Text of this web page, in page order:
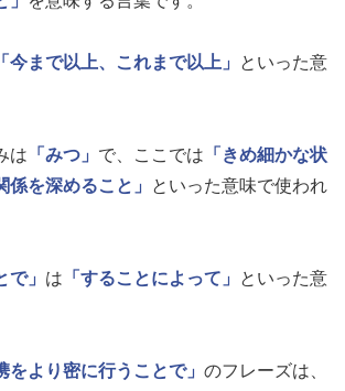
「今まで以上、これまで以上」
といった意
は 「みつ」 で、ここでは 「きめ細かな状
を深めること」
といった意味で使われ
で」 は 「することによって」
といった意
をより密に行うことで」 のフレーズは、